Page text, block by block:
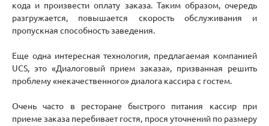
кода и произвести оплату заказа. Таким образом, очередь
разгружается, повышается скорость обслуживания и
пропускная способность заведения.
Еще одна интересная технология, предлагаемая компанией
UCS, это «Диалоговый прием заказа», призванная решить
проблему «некачественного» диалога кассира с гостем.
Очень часто в ресторане быстрого питания кассир при
приеме заказа перебивает гостя, прося уточнений по размеру